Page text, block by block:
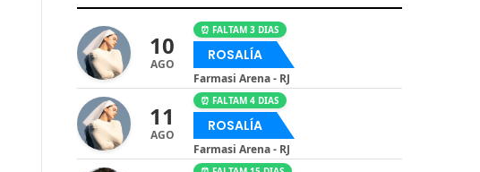
10
AGO
⏰ FALTAM 3 DIAS
ROSALÍA
Farmasi Arena - RJ
11
AGO
⏰ FALTAM 4 DIAS
ROSALÍA
Farmasi Arena - RJ